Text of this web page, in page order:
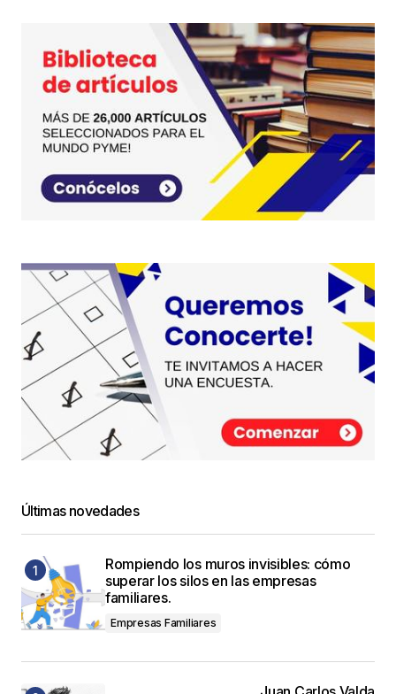
Últimas novedades
Rompiendo los muros invisibles: cómo
superar los silos en las empresas
familiares.
Empresas Familiares